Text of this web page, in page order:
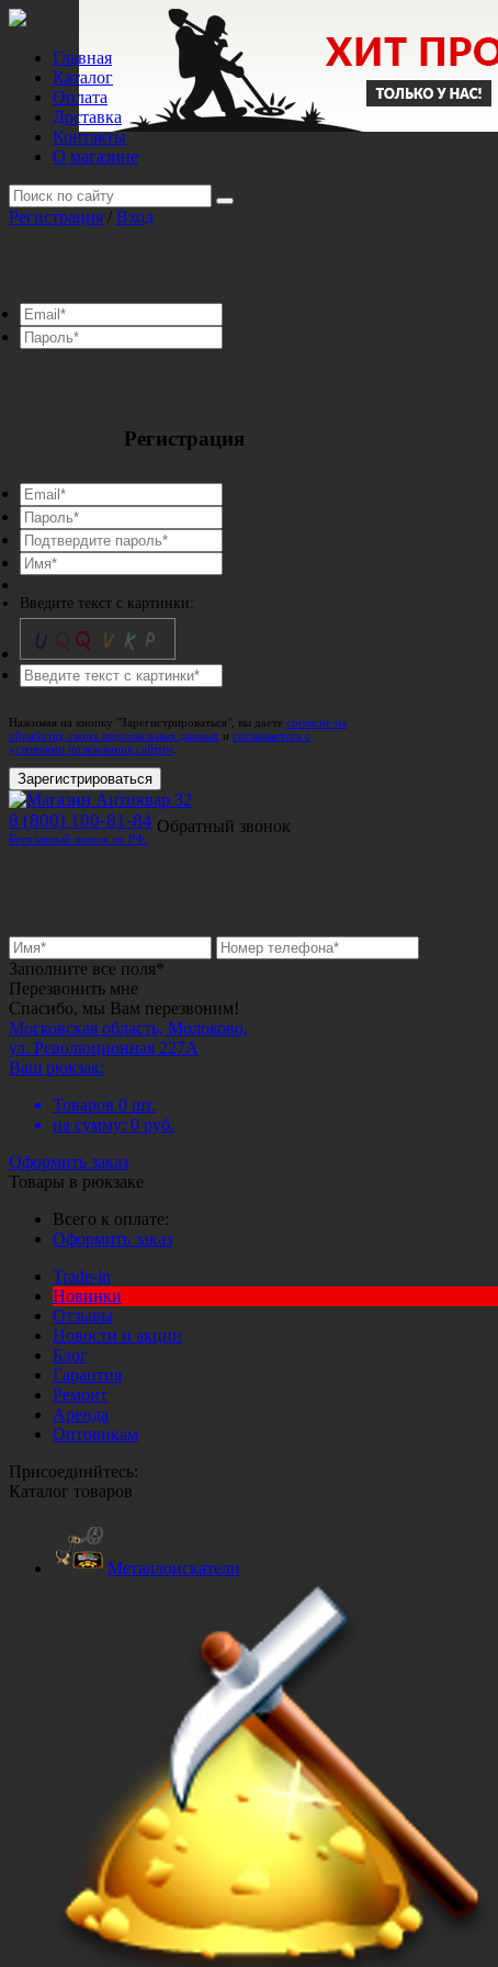
Главная
Каталог
Оплата
Доставка
Контакты
О магазине
Регистрация / Вход
Регистрация
Введите текст с картинки:
Нажимая на кнопку "Зарегистрироваться", вы даете согласие на
обработку своих персональных данных и соглашаетесь с
условиями пользования сайтом
Зарегистрироваться
8 (800) 100-81-84
Бесплатный звонок по РФ.
Обратный звонок
Заполните все поля*
Перезвонить мне
Спасибо, мы Вам перезвоним!
Московская область, Молоково,
ул. Революционная 227А
Ваш рюкзак:
Товаров 0 шт.
на сумму: 0 руб.
Оформить заказ
Товары в рюкзаке
Всего к оплате:
Оформить заказ
Trade-in
Новинки
Отзывы
Новости и акции
Блог
Гарантия
Ремонт
Аренда
Оптовикам
Присоединйтесь:
Каталог товаров
Металлоискатели